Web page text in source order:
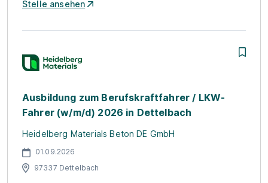
Stelle ansehen
Ausbildung zum Berufskraftfahrer / LKW-
Fahrer (w/m/d) 2026 in Dettelbach
Heidelberg Materials Beton DE GmbH
01.09.2026
97337 Dettelbach